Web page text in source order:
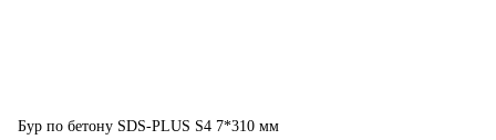
Бур по бетону SDS-PLUS S4 7*310 мм